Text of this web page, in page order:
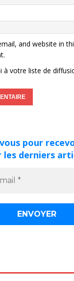
and website in
à votre liste de
pour
les derniers